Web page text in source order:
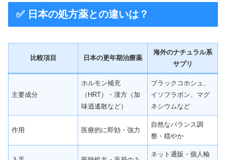
✅ 日本の処方薬との違いは？
比較項目 日本の更年期治療薬
海外のナチュラル系
サプリ
主要成分
ホルモン補充
（HRT）・漢方（加
味逍遙散など）
ブラックコホシュ、
イソフラボン、マグ
ネシウムなど
作用 医療的に即効・強力
自然なバランス調
整・穏やか
ネット通販・個人輸